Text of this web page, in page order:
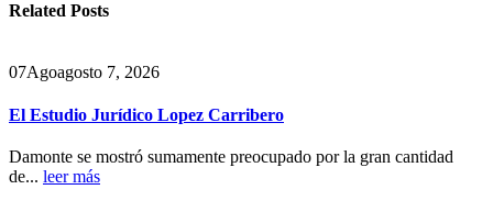
Related Posts
07Agoagosto 7, 2026
El Estudio Jurídico Lopez Carribero
Damonte se mostró sumamente preocupado por la gran cantidad
de... leer más